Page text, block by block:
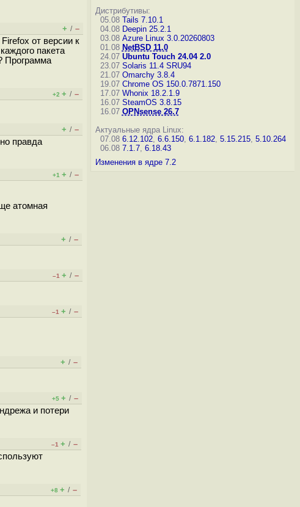
+ / –
от версии к
пакета
Программа
+2 + / –
+ / –
правда
+1 + / –
атомная
+ / –
–1 + / –
–1 + / –
+ / –
+5 + / –
и потери
–1 + / –
+8 + / –
Дистрибутивы:
05.08 Tails 7.10.1
04.08 Deepin 25.2.1
03.08 Azure Linux 3.0.20260803
01.08 NetBSD 11.0
24.07 Ubuntu Touch 24.04 2.0
23.07 Solaris 11.4 SRU94
21.07 Omarchy 3.8.4
19.07 Chrome OS 150.0.7871.150
17.07 Whonix 18.2.1.9
16.07 SteamOS 3.8.15
16.07 OPNsense 26.7
Актуальные ядра Linux:
07.08 6.12.102, 6.6.150, 6.1.182, 5.15.215, 5.10.264
06.08 7.1.7, 6.18.43
Изменения в ядре 7.2